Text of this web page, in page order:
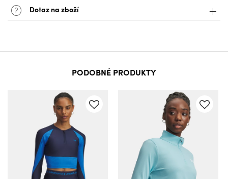
Dotaz na zboží
PODOBNÉ PRODUKTY